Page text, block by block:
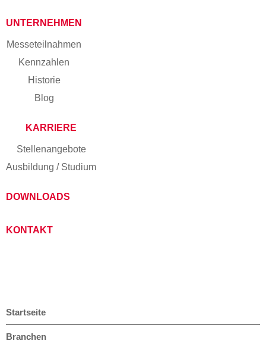
UNTERNEHMEN
Messe­teilnahmen
Kennzahlen
Historie
Blog
KARRIERE
Stellenangebote
Ausbildung / Studium
DOWNLOADS
KONTAKT
Startseite
Branchen